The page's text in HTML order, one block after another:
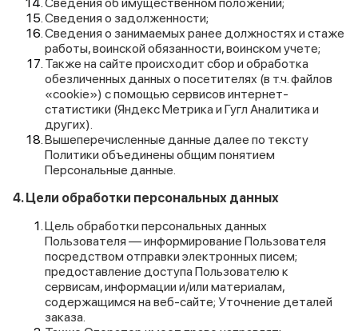
Сведения о задолженности;
Cведения о занимаемых ранее должностях и стаже
работы, воинской обязанности, воинском учете;
Также на сайте происходит сбор и обработка
обезличенных данных о посетителях (в т.ч. файлов
«cookie») с помощью сервисов интернет-
статистики (Яндекс Метрика и Гугл Аналитика и
других).
Вышеперечисленные данные далее по тексту
Политики объединены общим понятием
Персональные данные.
4. Цели обработки персональных данных
Цель обработки персональных данных
Пользователя — информирование Пользователя
посредством отправки электронных писем;
предоставление доступа Пользователю к
сервисам, информации и/или материалам,
содержащимся на веб-сайте; Уточнение деталей
заказа.